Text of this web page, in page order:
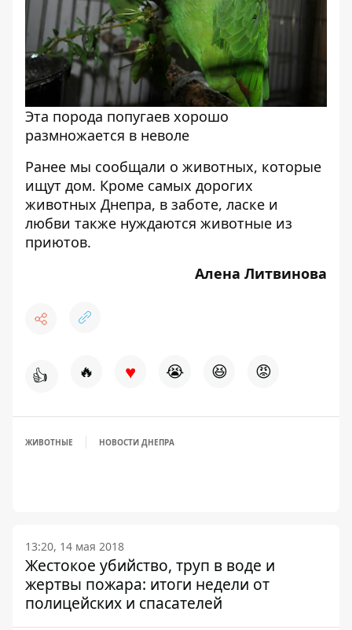
Эта порода попугаев хорошо
размножается в неволе
Ранее мы сообщали о животных, которые
ищут дом. Кроме самых дорогих
животных Днепра, в заботе, ласке и
любви также нуждаются животные из
приютов.
Алена Литвинова
👍 🔥 ♥ 😭 😆 😡
ЖИВОТНЫЕ НОВОСТИ ДНЕПРА
13:20, 14 мая 2018
Жестокое убийство, труп в воде и
жертвы пожара: итоги недели от
полицейских и спасателей